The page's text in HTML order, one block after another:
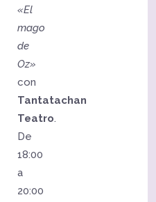
«El
mago
de
Oz»
con
Tantatachan
Teatro.
De
18:00
a
20:00